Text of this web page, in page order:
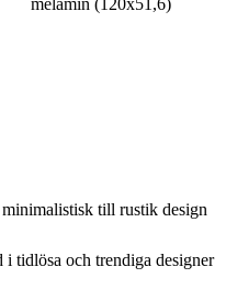
till rustik design
i tidlösa och trendiga designer